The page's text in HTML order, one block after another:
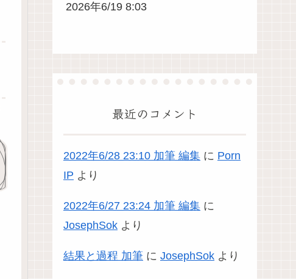
2026年6/19 8:03
最近のコメント
2022年6/28 23:10 加筆 編集 に Porn
IP より
2022年6/27 23:24 加筆 編集 に
JosephSok より
結果と過程 加筆 に JosephSok より